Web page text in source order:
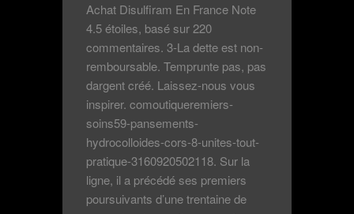
Achat Disulfiram En France Note
4.5 étoiles, basé sur 220
commentaires. 3-La dette est non-
remboursable. Temprunte pas, pas
dargent créé. Laissez-nous vous
inspirer. comoutiqueremiers-
soins59-pansements-
hydrocolloides-cors-8-unites-tout-
pratique-3160920502118. Sur la
ligne, il a précédé ses premiers
poursuivants d’une trentaine de